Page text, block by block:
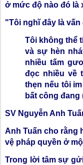
ở mức độ nào đó là
"Tôi nghĩ đây là
Tôi không thể
và sự hèn
nhiều tấm
đọc nhiều về
thẹn nếu tôi
bất công
SV Nguyễn Anh
Anh Tuấn cho rằng
vệ pháp quyền ở
Trong lời tâm sự